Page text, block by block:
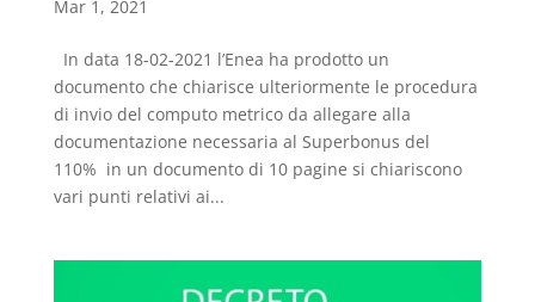
Mar 1, 2021
In data 18-02-2021 l’Enea ha prodotto un
documento che chiarisce ulteriormente le procedura
di invio del computo metrico da allegare alla
documentazione necessaria al Superbonus del
110% in un documento di 10 pagine si chiariscono
vari punti relativi ai...